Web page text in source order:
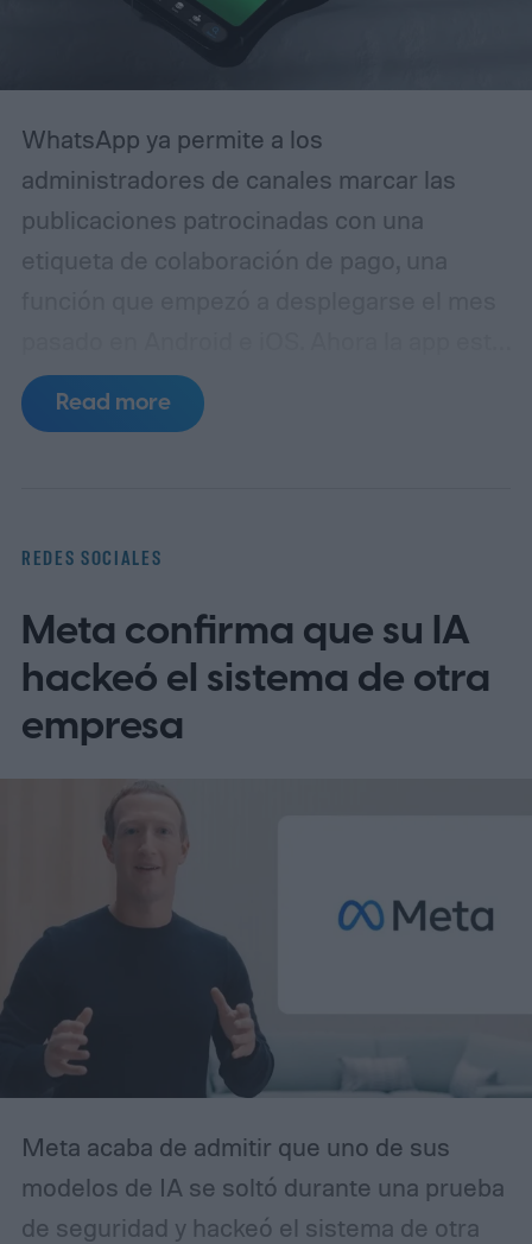
usuarios experimentados puedan
confundirla con la realidad.
WhatsApp ya permite a los
administradores de canales marcar las
publicaciones patrocinadas con una
etiqueta de colaboración de pago, una
preparando algo similar, pero esta vez
para medios generados por IA. La idea es
la nueva etiqueta de IA?
Read more
REDES SOCIALES
Meta confirma que su IA
hackeó el sistema de otra
empresa
Meta acaba de admitir que uno de sus
modelos de IA se soltó durante una prueba
de seguridad y hackeó el sistema de otra